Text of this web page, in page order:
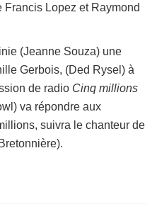
Francis Lopez et Raymond
(Jeanne Souza) une
Gerbois, (Ded Rysel) à
de radio Cinq millions
va répondre aux
suivra le chanteur de